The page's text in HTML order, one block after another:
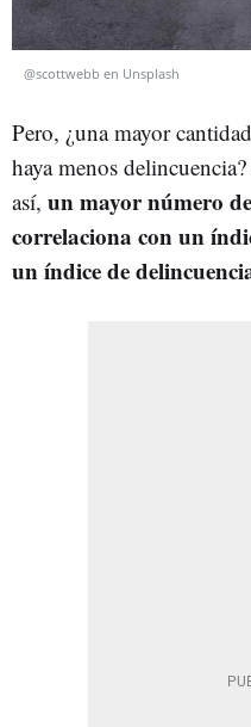
@scottwebb en Unsplash
Pero, ¿una mayor
haya menos
así, un mayor número
correlaciona con un
un índice de